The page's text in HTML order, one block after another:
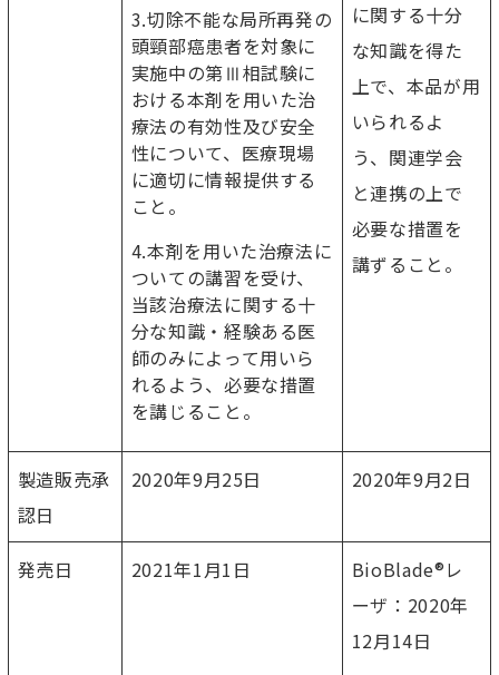
3.切除不能な局所再発の
頭頸部癌患者を対象に
実施中の第Ⅲ相試験に
おける本剤を用いた治
療法の有効性及び安全
性について、医療現場
に適切に情報提供する
こと。
4.本剤を用いた治療法に
ついての講習を受け、
当該治療法に関する十
分な知識・経験ある医
師のみによって用いら
れるよう、必要な措置
を講じること。
に関する十分
な知識を得た
上で、本品が用
いられるよ
う、関連学会
と連携の上で
必要な措置を
講ずること。
製造販売承
認日
2020年9月25日 2020年9月2日
発売日 2021年1月1日
BioBlade®レ
ーザ：2020年
12月14日